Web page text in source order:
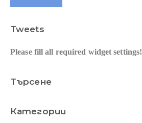
Tweets
Please fill all required widget settings!
Търсене
Категории